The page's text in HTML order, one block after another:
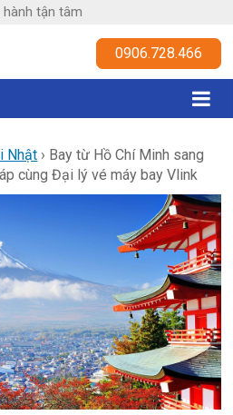
tận tâm
0906.728.466
Nhật › Bay từ Hồ Chí Minh sang
cùng Đại lý vé máy bay Vlink